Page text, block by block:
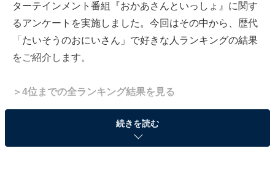
ターテインメント番組『おかあさんといっしょ』に関す
るアンケートを実施しました。今回はその中から、歴代
「たいそうのおにいさん」で好きな人ランキングの結果
をご紹介します。
＞4位までの全ランキング結果を見る
オールアバウトに還元されることがあります。
続きを読む